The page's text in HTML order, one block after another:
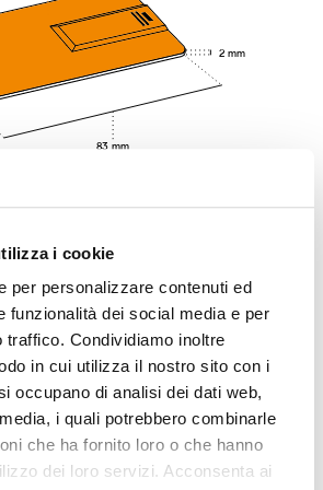
i cookie
per personalizzare contenuti ed
funzionalità dei social media e per
traffico. Condividiamo inoltre
in cui utilizza il nostro sito con i
occupano di analisi dei dati web,
i quali potrebbero combinarle
che ha fornito loro o che hanno
dei loro servizi. Acconsenta ai
83 mm
2 mm
in neutraler Ausführung
Ausführung dank
*
seiner Form, die einer Kreditkarte
flach und bequem, außerdem
bedruckbaren Bereich und
grafische Gestaltung am
Der Stick besteht aus Kunststoff und
der seitlich geöffnet
Gebrauch abgenommen